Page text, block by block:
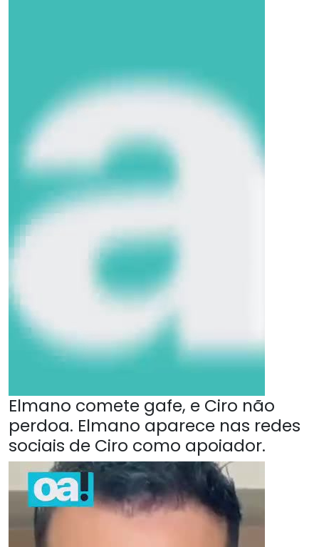
Elmano comete gafe, e Ciro não
perdoa. Elmano aparece nas redes
sociais de Ciro como apoiador.